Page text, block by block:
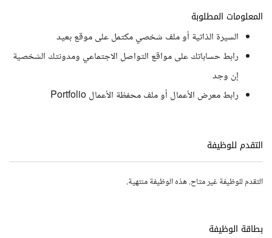
المعلومات المطلوبة
السيرة الذاتية أو ملف شخصي مكتمل على موقع بعيد
رابط حساباتك على مواقع التواصل الاجتماعي ومدونتك الشخصية
إن وجد
رابط معرض الأعمال أو ملف محفظة الأعمال Portfolio
التقدم للوظيفة
التقدم للوظيفة غير متاح. هذه الوظيفة منتهية.
بطاقة الوظيفة